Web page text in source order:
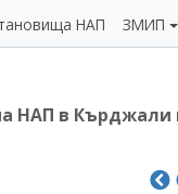
НАП ЗМИП
НАП в Кърджали